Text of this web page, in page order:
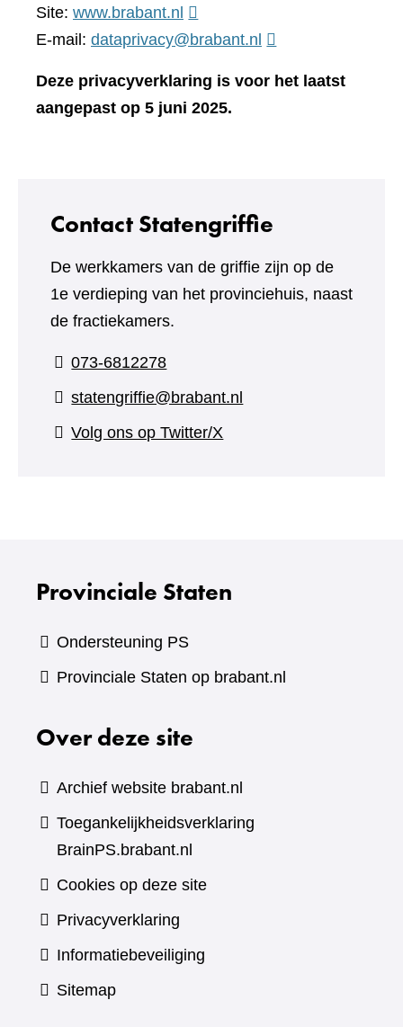
Site: www.brabant.nl (verwijst
naar
andere
E-mail: dataprivacy@brabant.nl
Deze privacyverklaring is voor het laatst
aangepast op 5 juni 2025.
Contact Statengriffie
De werkkamers van de griffie zijn op de
1e verdieping van het provinciehuis, naast
de fractiekamers.
073-6812278
statengriffie@brabant.nl
Volg ons op Twitter/X
Provinciale Staten
Ondersteuning PS
Provinciale Staten op brabant.nl
Over deze site
Archief website brabant.nl
Toegankelijkheidsverklaring
BrainPS.brabant.nl
Cookies op deze site
Privacyverklaring
Informatiebeveiliging
Sitemap